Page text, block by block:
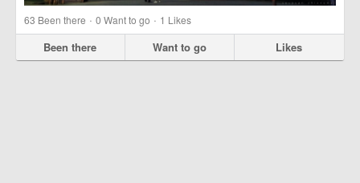
63 Been there · 0 Want to go · 1 Likes
Been there Want to go Likes